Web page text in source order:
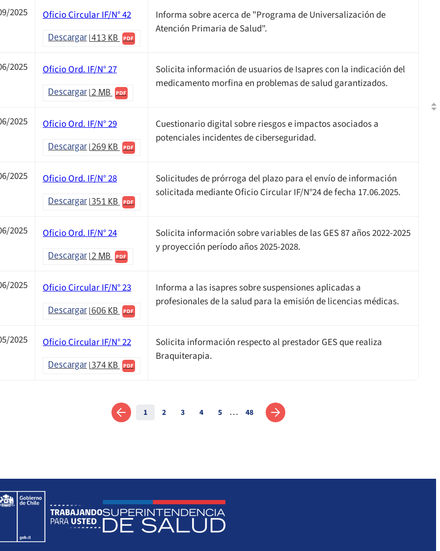
2025 Oficio Circular IF/N° 42
Descargar 413 KB PDF
Informa sobre acerca de "Programa de Universalización de
Atención Primaria de Salud".
2025 Oficio Ord. IF/N° 27
Descargar 2 MB PDF
Solicita información de usuarios de Isapres con la indicación del
medicamento morfina en problemas de salud garantizados.
2025 Oficio Ord. IF/N° 29
Descargar 269 KB PDF
Cuestionario digital sobre riesgos e impactos asociados a
potenciales incidentes de ciberseguridad.
2025 Oficio Ord. IF/N° 28
Descargar 351 KB PDF
Solicitudes de prórroga del plazo para el envío de información
solicitada mediante Oficio Circular IF/N°24 de fecha 17.06.2025.
2025 Oficio Ord. IF/N° 24
Descargar 2 MB PDF
Solicita información sobre variables de las GES 87 años 2022-2025
y proyección período años 2025-2028.
2025 Oficio Circular IF/N° 23
Descargar 606 KB PDF
Informa a las isapres sobre suspensiones aplicadas a
profesionales de la salud para la emisión de licencias médicas.
2025 Oficio Circular IF/N° 22
Descargar 374 KB PDF
Solicita información respecto al prestador GES que realiza
Braquiterapia.
Anterior
1 2 3 4 5 … 48 Siguiente